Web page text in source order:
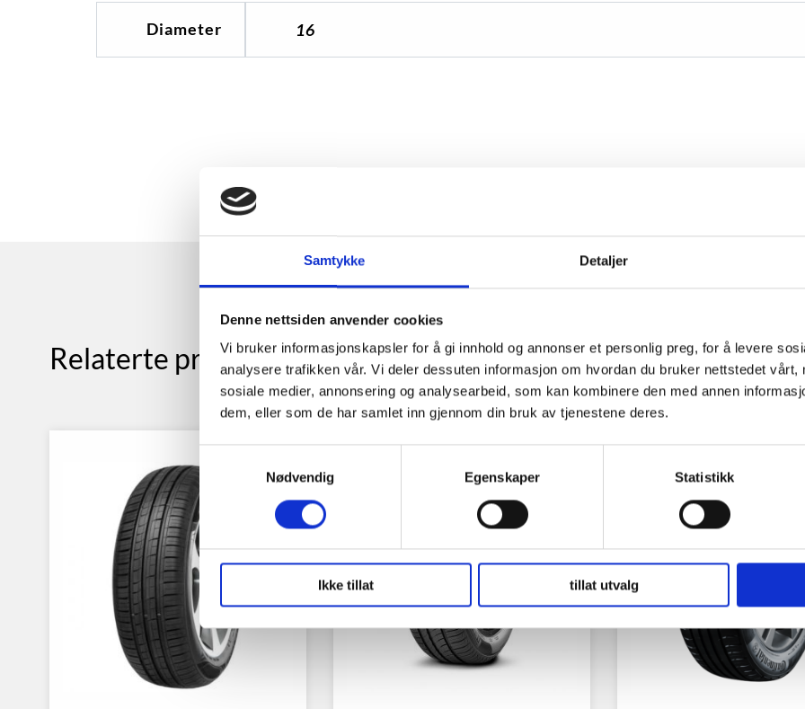
Samtykke Detaljer
Denne nettsiden anvender cookies
Vi bruker informasjonskapsler for å gi innhold og annonser et personlig preg, for å levere
analysere trafikken vår. Vi deler dessuten informasjon om hvordan du bruker nettstedet vårt,
sosiale medier, annonsering og analysearbeid, som kan kombinere den med annen
dem, eller som de har samlet inn gjennom din bruk av tjenestene deres.
Nødvendig
Egenskaper Statistikk
Ikke tillat tillat utvalg
Diameter 16
Relaterte produkter